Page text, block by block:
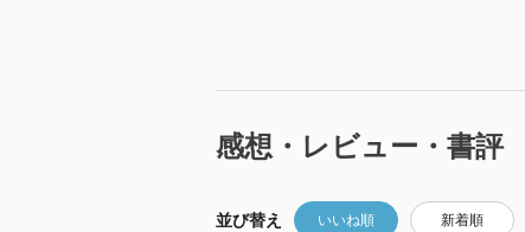
感想・レビュー・書評
並び替え いいね順 新着順